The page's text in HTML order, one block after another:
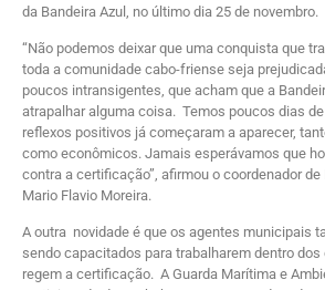
da Bandeira Azul, no último dia 25 de novembro.
“Não podemos deixar que uma conquista que
toda a comunidade cabo-friense seja
poucos intransigentes, que acham que a
atrapalhar alguma coisa. Temos poucos dias
reflexos positivos já começaram a aparecer,
como econômicos. Jamais esperávamos que
contra a certificação”, afirmou o coordenador de
Mario Flavio Moreira.
A outra novidade é que os agentes municipais
sendo capacitados para trabalharem dentro dos
regem a certificação. A Guarda Marítima e